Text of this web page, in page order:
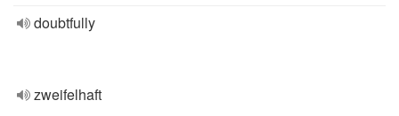
doubtfully
zweifelhaft